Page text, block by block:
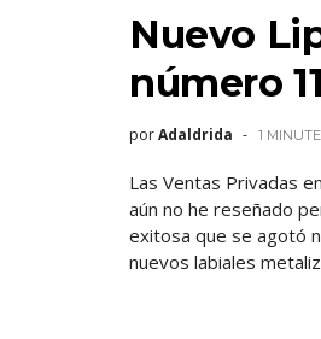
Nuevo
número
porAdaldrida 1 MINUTE
Las Ventas Privadas
aún no he reseñado
exitosa que se agotó
nuevos labiales